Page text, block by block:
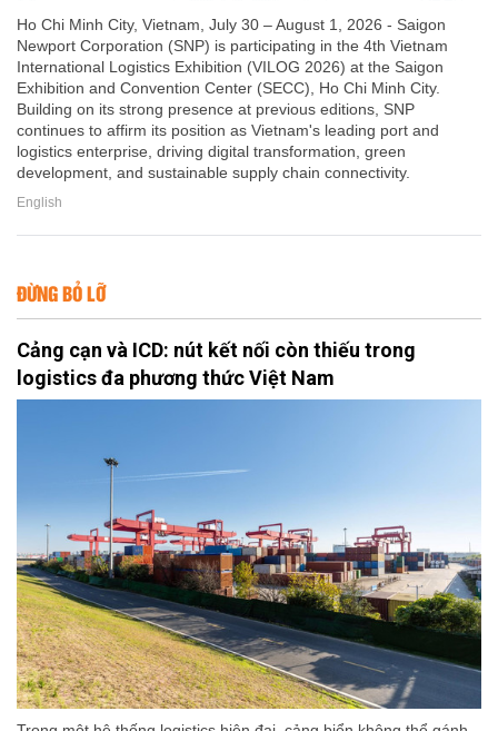
Ho Chi Minh City, Vietnam, July 30 – August 1, 2026 - Saigon
Newport Corporation (SNP) is participating in the 4th Vietnam
International Logistics Exhibition (VILOG 2026) at the Saigon
Exhibition and Convention Center (SECC), Ho Chi Minh City.
Building on its strong presence at previous editions, SNP
continues to affirm its position as Vietnam's leading port and
logistics enterprise, driving digital transformation, green
development, and sustainable supply chain connectivity.
English
ĐỪNG BỎ LỠ
Cảng cạn và ICD: nút kết nối còn thiếu trong
logistics đa phương thức Việt Nam